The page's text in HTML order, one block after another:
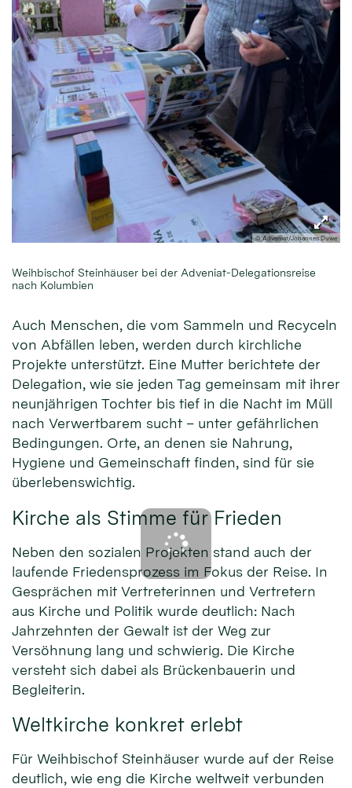
© Adveniat/Johannes Duwe
Weihbischof Steinhäuser bei der Adveniat-Delegationsreise
nach Kolumbien
Auch Menschen, die vom Sammeln und Recyceln
von Abfällen leben, werden durch kirchliche
Projekte unterstützt. Eine Mutter berichtete der
Delegation, wie sie jeden Tag gemeinsam mit ihrer
neunjährigen Tochter bis tief in die Nacht im Müll
nach Verwertbarem sucht – unter gefährlichen
Bedingungen. Orte, an denen sie Nahrung,
Hygiene und Gemeinschaft finden, sind für sie
überlebenswichtig.
Kirche als Stimme für Frieden
Neben den sozialen Projekten stand auch der
laufende Friedensprozess im Fokus der Reise. In
Gesprächen mit Vertreterinnen und Vertretern
aus Kirche und Politik wurde deutlich: Nach
Jahrzehnten der Gewalt ist der Weg zur
Versöhnung lang und schwierig. Die Kirche
versteht sich dabei als Brückenbauerin und
Begleiterin.
Weltkirche konkret erlebt
Für Weihbischof Steinhäuser wurde auf der Reise
deutlich, wie eng die Kirche weltweit verbunden